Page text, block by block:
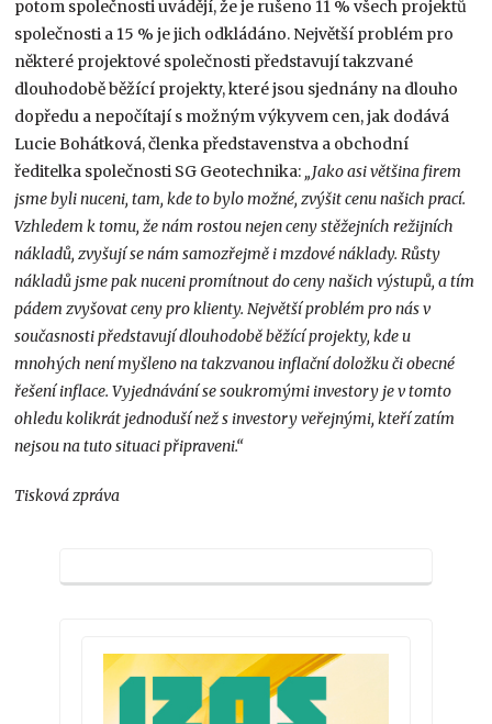
potom společnosti uvádějí, že je rušeno 11 % všech projektů
společnosti a 15 % je jich odkládáno. Největší problém pro
některé projektové společnosti představují takzvané
dlouhodobě běžící projekty, které jsou sjednány na dlouho
dopředu a nepočítají s možným výkyvem cen, jak dodává
Lucie Bohátková, členka představenstva a obchodní
ředitelka společnosti SG Geotechnika: „Jako asi většina firem
jsme byli nuceni, tam, kde to bylo možné, zvýšit cenu našich prací.
Vzhledem k tomu, že nám rostou nejen ceny stěžejních režijních
nákladů, zvyšují se nám samozřejmě i mzdové náklady. Růsty
nákladů jsme pak nuceni promítnout do ceny našich výstupů, a tím
pádem zvyšovat ceny pro klienty. Největší problém pro nás v
současnosti představují dlouhodobě běžící projekty, kde u
mnohých není myšleno na takzvanou inflační doložku či obecné
řešení inflace. Vyjednávání se soukromými investory je v tomto
ohledu kolikrát jednoduší než s investory veřejnými, kteří zatím
nejsou na tuto situaci připraveni.“
Tisková zpráva